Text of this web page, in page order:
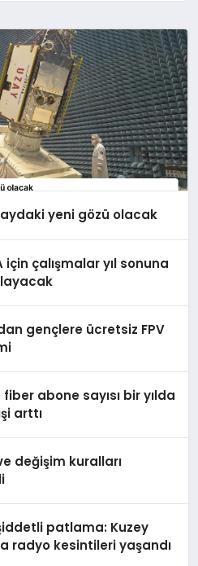
yeni gözü olacak
için çalışmalar yıl sonuna
gençlere ücretsiz FPV
fiber abone sayısı bir yılda
arttı
değişim kuralları
patlama: Kuzey
radyo kesintileri yaşandı